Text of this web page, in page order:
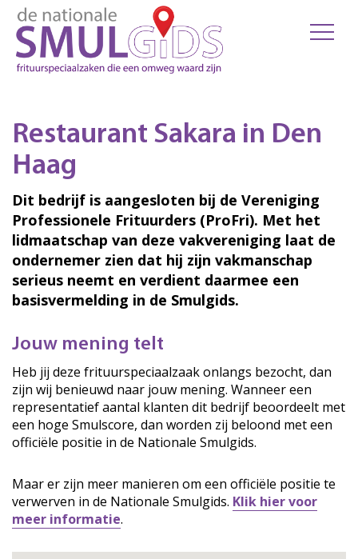
Restaurant Sakara in Den
Haag
Dit bedrijf is aangesloten bij de Vereniging
Professionele Frituurders (ProFri). Met het
lidmaatschap van deze vakvereniging laat de
ondernemer zien dat hij zijn vakmanschap
serieus neemt en verdient daarmee een
basisvermelding in de Smulgids.
Jouw mening telt
Heb jij deze frituurspeciaalzaak onlangs bezocht, dan
zijn wij benieuwd naar jouw mening. Wanneer een
representatief aantal klanten dit bedrijf beoordeelt met
een hoge Smulscore, dan worden zij beloond met een
officiële positie in de Nationale Smulgids.
Maar er zijn meer manieren om een officiële positie te
verwerven in de Nationale Smulgids. Klik hier voor
meer informatie.